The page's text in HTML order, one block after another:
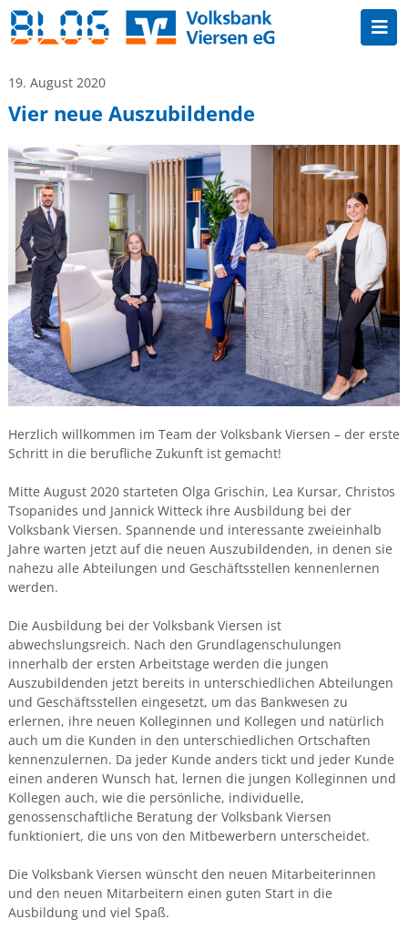
19. August 2020
Vier neue Auszubildende
Herzlich willkommen im Team der Volksbank Viersen – der erste
Schritt in die berufliche Zukunft ist gemacht!
Mitte August 2020 starteten Olga Grischin, Lea Kursar, Christos
Tsopanides und Jannick Witteck ihre Ausbildung bei der
Volksbank Viersen. Spannende und interessante zweieinhalb
Jahre warten jetzt auf die neuen Auszubildenden, in denen sie
nahezu alle Abteilungen und Geschäftsstellen kennenlernen
werden.
Die Ausbildung bei der Volksbank Viersen ist
abwechslungsreich. Nach den Grundlagenschulungen
innerhalb der ersten Arbeitstage werden die jungen
Auszubildenden jetzt bereits in unterschiedlichen Abteilungen
und Geschäftsstellen eingesetzt, um das Bankwesen zu
erlernen, ihre neuen Kolleginnen und Kollegen und natürlich
auch um die Kunden in den unterschiedlichen Ortschaften
kennenzulernen. Da jeder Kunde anders tickt und jeder Kunde
einen anderen Wunsch hat, lernen die jungen Kolleginnen und
Kollegen auch, wie die persönliche, individuelle,
genossenschaftliche Beratung der Volksbank Viersen
funktioniert, die uns von den Mitbewerbern unterscheidet.
Die Volksbank Viersen wünscht den neuen Mitarbeiterinnen
und den neuen Mitarbeitern einen guten Start in die
Ausbildung und viel Spaß.